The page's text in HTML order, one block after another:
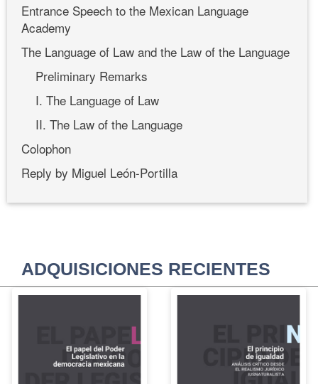
Entrance Speech to the Mexican Language
Academy
The Language of Law and the Law of the Language
Preliminary Remarks
I. The Language of Law
II. The Law of the Language
Colophon
Reply by Miguel León-Portilla
ADQUISICIONES RECIENTES